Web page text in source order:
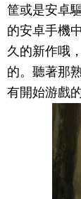
筐或是安卓
的安卓手機
久的新作哦
的。聽著那
有開始游戲